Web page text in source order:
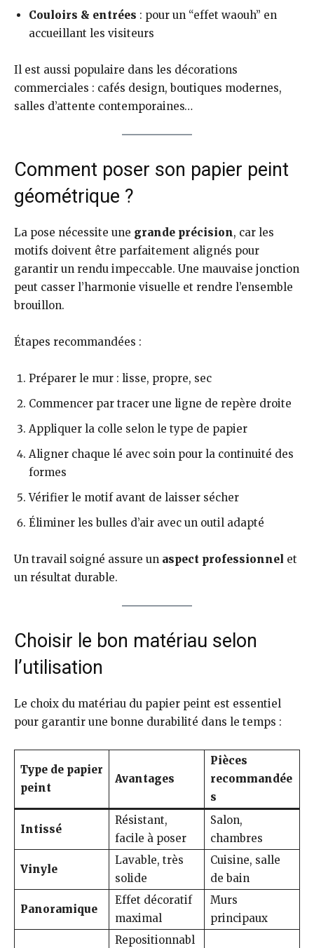
Couloirs & entrées : pour un “effet waouh” en
accueillant les visiteurs
Il est aussi populaire dans les décorations
commerciales : cafés design, boutiques modernes,
salles d’attente contemporaines…
Comment poser son papier peint
géométrique ?
La pose nécessite une grande précision, car les
motifs doivent être parfaitement alignés pour
garantir un rendu impeccable. Une mauvaise jonction
peut casser l’harmonie visuelle et rendre l’ensemble
brouillon.
Étapes recommandées :
Préparer le mur : lisse, propre, sec
Commencer par tracer une ligne de repère droite
Appliquer la colle selon le type de papier
Aligner chaque lé avec soin pour la continuité des
formes
Vérifier le motif avant de laisser sécher
Éliminer les bulles d’air avec un outil adapté
Un travail soigné assure un aspect professionnel et
un résultat durable.
Choisir le bon matériau selon
l’utilisation
Le choix du matériau du papier peint est essentiel
pour garantir une bonne durabilité dans le temps :
Type de papier
peint
Avantages
Pièces
recommandée
s
Intissé
Résistant,
facile à poser
Salon,
chambres
Vinyle
Lavable, très
solide
Cuisine, salle
de bain
Panoramique
Effet décoratif
maximal
Murs
principaux
Repositionnabl